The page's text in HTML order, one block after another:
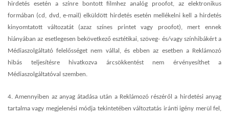
hirdetés esetén a színre bontott filmhez analóg proofot, az elektronikus
formában (cd, dvd, e-mail) elküldött hirdetés esetén mellékelni kell a hirdetés
kinyomtatott változatát (azaz színes printet vagy proofot), mert ennek
hiányában az esetlegesen bekövetkező esztétikai, szöveg- és/vagy színhibákért a
Médiaszolgáltató felelősséget nem vállal, és ebben az esetben a Reklámozó
hibás teljesítésre hivatkozva árcsökkentést nem érvényesíthet a
Médiaszolgáltatóval szemben.
4. Amennyiben az anyag átadása után a Reklámozó részéről a hirdetési anyag
tartalma vagy megjelenési módja tekintetében változtatás iránti igény merül fel,